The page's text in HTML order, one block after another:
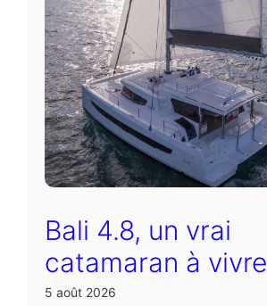
Bali 4.8, un vrai
catamaran à vivre
5 août 2026